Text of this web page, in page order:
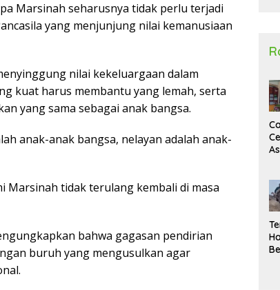
Marsinah seharusnya tidak perlu terjadi
yang menjunjung nilai kemanusiaan
nilai kekeluargaan dalam
kuat harus membantu yang lemah, serta
yang sama sebagai anak bangsa.
anak-anak bangsa, nelayan adalah anak-
Marsinah tidak terulang kembali di masa
bahwa gagasan pendirian
buruh yang mengusulkan agar